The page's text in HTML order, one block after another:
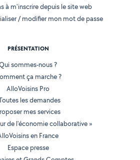
à m'inscrire depuis le site web
/ modifier mon mot de passe
PRÉSENTATION
sommes-nous ?
ça marche ?
AlloVoisins Pro
les demandes
mes services
de l'économie collaborative »
en France
Espace presse